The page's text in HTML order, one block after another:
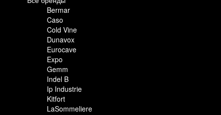
Bermar
Caso
Cold Vine
Dunavox
Eurocave
Expo
Gemm
Indel B
Ip Industrie
Kitfort
LaSommeliere